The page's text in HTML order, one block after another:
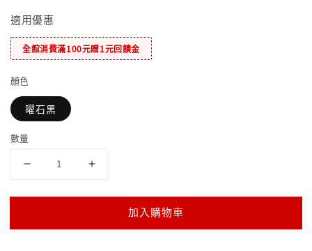
適用優惠
全館消費滿100元贈1元回饋金
顏色
曜石黑
數量
加入購物車